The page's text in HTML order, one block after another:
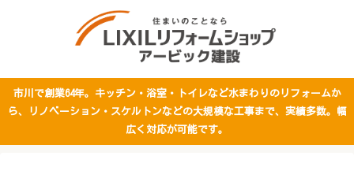
市川で創業64年。キッチン・浴室・トイレなど水まわりのリフォームか
ら、リノベーション・スケルトンなどの大規模な工事まで、実績多数。幅
広く対応が可能です。